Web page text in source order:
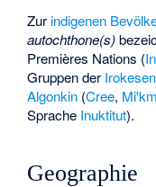
Zur indigenen
autochthone(s)
Premières Nations (
Gruppen der Irokesen
Algonkin (Cree,
Sprache Inuktitut).
Geographie